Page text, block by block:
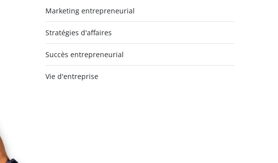
Marketing entrepreneurial
Stratégies d'affaires
Succès entrepreneurial
Vie d'entreprise